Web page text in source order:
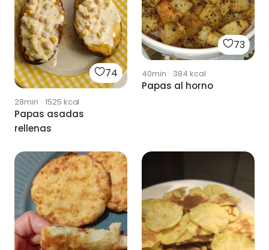
74
28min · 1525 kcal
Papas asadas
rellenas
73
40min · 384 kcal
Papas al horno